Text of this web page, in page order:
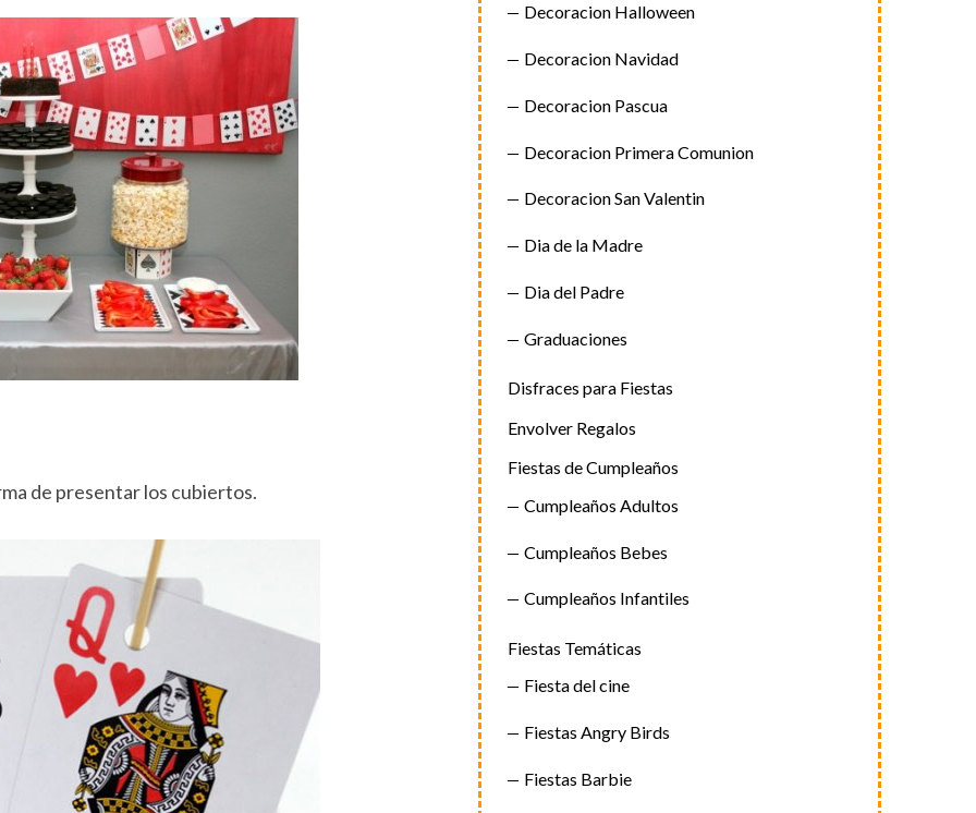
de presentar los cubiertos.
Decoracion Halloween
Decoracion Navidad
Decoracion Pascua
Decoracion Primera Comunion
Decoracion San Valentin
Dia de la Madre
Dia del Padre
Graduaciones
Disfraces para Fiestas
Envolver Regalos
Fiestas de Cumpleaños
Cumpleaños Adultos
Cumpleaños Bebes
Cumpleaños Infantiles
Fiestas Temáticas
Fiesta del cine
Fiestas Angry Birds
Fiestas Barbie